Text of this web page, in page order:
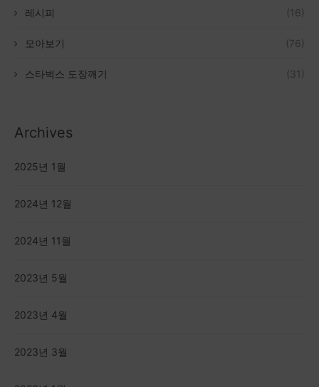
레시피 (16)
모아보기 (76)
스타벅스 도장깨기 (31)
Archives
2025년 1월
2024년 12월
2024년 11월
2023년 5월
2023년 4월
2023년 3월